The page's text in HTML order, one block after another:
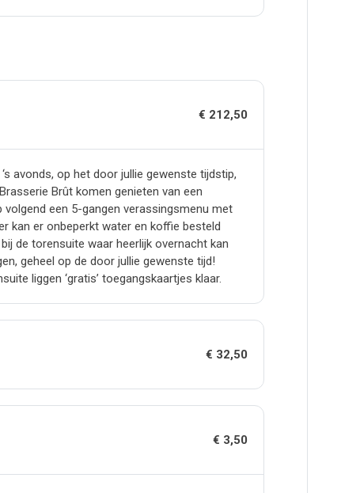
€ 212,50
avonds, op het door jullie gewenste tijdstip,
Brût komen genieten van een
een 5-gangen verassingsmenu met
kan er onbeperkt water en koffie besteld
de torensuite waar heerlijk overnacht kan
geheel op de door jullie gewenste tijd!
liggen ‘gratis’ toegangskaartjes klaar.
€ 32,50
€ 3,50